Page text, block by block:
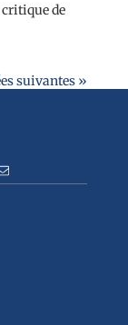
de
suivantes »